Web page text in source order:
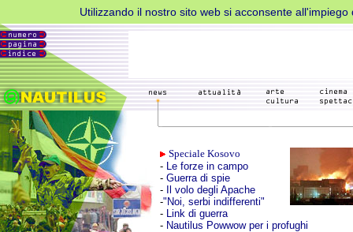
Utilizzando il nostro sito web si acconsente
Metti
in
pausa
AdBlock
per
favore
Speciale Kosovo
- Le forze in campo
- Guerra di spie
-
Il volo degli Apache
-"Noi, serbi indifferenti"
- Link di guerra
- Nautilus Powwow per i profughi